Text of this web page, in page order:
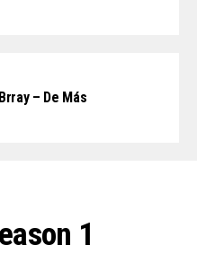
– De Más
1